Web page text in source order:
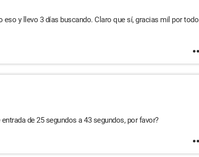
eso y llevo 3 días buscando. Claro que sí, gracias mil por todo
de 25 segundos a 43 segundos, por favor?